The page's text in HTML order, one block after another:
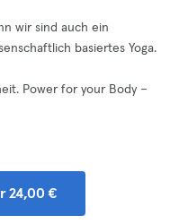
wir sind auch ein
basiertes Yoga.
Power for your Body –
24,00 €